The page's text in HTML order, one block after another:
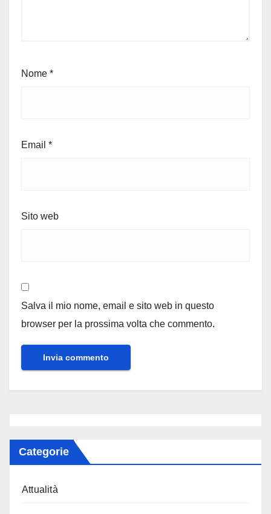
Nome *
Email *
Sito web
Salva il mio nome, email e sito web in questo
browser per la prossima volta che commento.
Categorie
Attualità